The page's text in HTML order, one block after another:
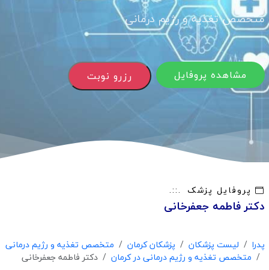
متخصص تغذیه و رژیم درمانی
رزرو نوبت مشاهده پروفایل
پروفایل پزشک
دکتر فاطمه جعفرخانی
پدرا لیست پزشکان پزشکان کرمان
متخصص تغذیه و رژیم درمانی
متخصص تغذیه و رژیم درمانی در کرمان
دکتر فاطمه جعفرخانی